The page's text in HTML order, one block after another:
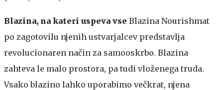
Blazina, na kateri uspeva vse Blazina Nourishmat
po zagotovilu njenih ustvarjalcev predstavlja
revolucionaren način za samooskrbo. Blazina
zahteva le malo prostora, pa tudi vloženega truda.
Vsako blazino lahko uporabimo večkrat, njena